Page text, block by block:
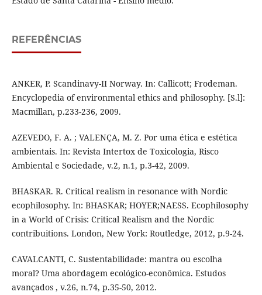
REFERÊNCIAS
ANKER, P. Scandinavy-II Norway. In: Callicott; Frodeman.
Encyclopedia of environmental ethics and philosophy. [S.l]:
Macmillan, p.233-236, 2009.
AZEVEDO, F. A. ; VALENÇA, M. Z. Por uma ética e estética
ambientais. In: Revista Intertox de Toxicologia, Risco
Ambiental e Sociedade, v.2, n.1, p.3-42, 2009.
BHASKAR. R. Critical realism in resonance with Nordic
ecophilosophy. In: BHASKAR; HOYER;NAESS. Ecophilosophy
in a World of Crisis: Critical Realism and the Nordic
contribuitions. London, New York: Routledge, 2012, p.9-24.
CAVALCANTI, C. Sustentabilidade: mantra ou escolha
moral? Uma abordagem ecológico-econômica. Estudos
avançados , v.26, n.74, p.35-50, 2012.